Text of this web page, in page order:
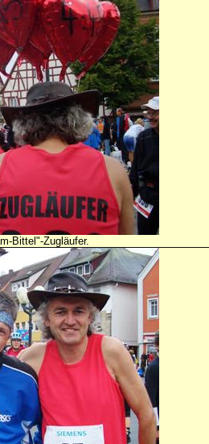
Bittel"-Zugläufer.